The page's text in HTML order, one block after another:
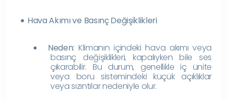
Hava Akımı ve Basınç Değişiklikleri
Neden: Klimanın içindeki hava akımı veya
basınç değişiklikleri, kapalıyken bile ses
çıkarabilir. Bu durum, genellikle iç ünite
veya boru sistemindeki küçük açıklıklar
veya sızıntılar nedeniyle olur.